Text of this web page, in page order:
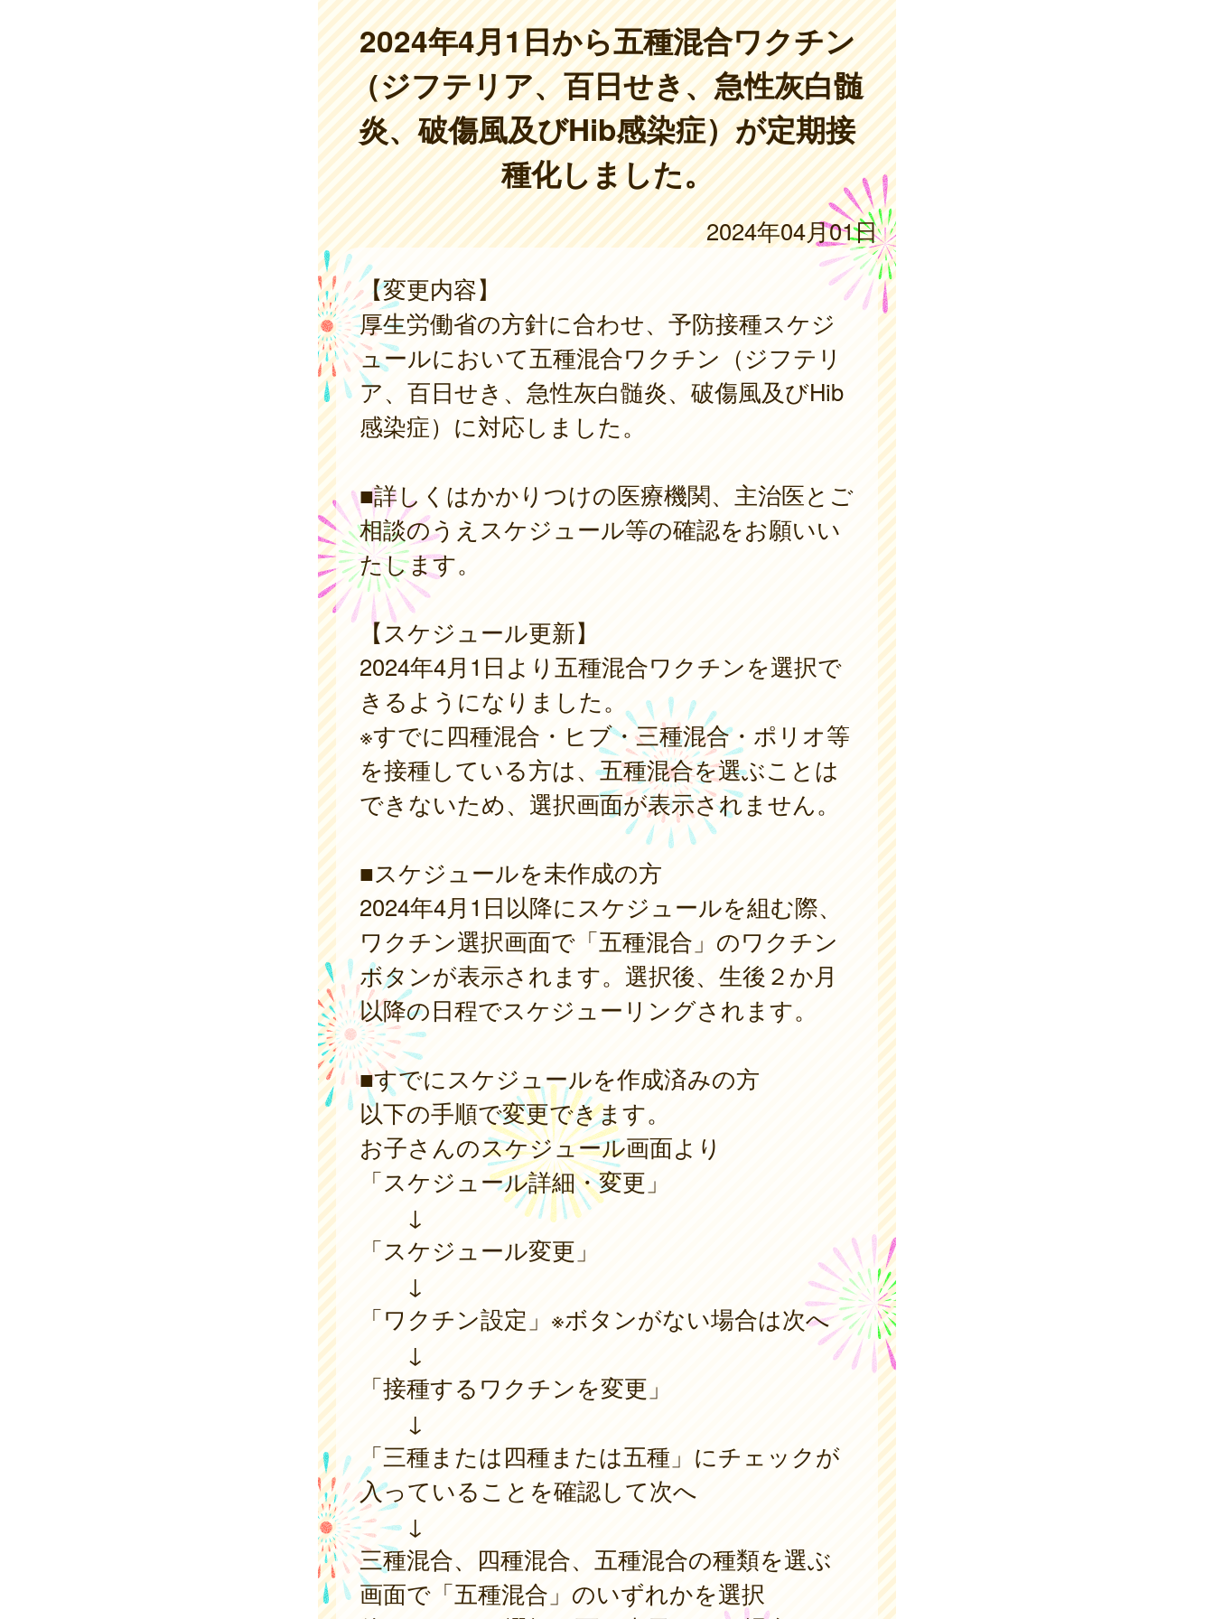
2024年4月1日から五種混合ワクチン
（ジフテリア、百日せき、急性灰白髄
炎、破傷風及びHib感染症）が定期接
種化しました。
2024年04月01日
【変更内容】
厚生労働省の方針に合わせ、予防接種スケジ
ュールにおいて五種混合ワクチン（ジフテリ
ア、百日せき、急性灰白髄炎、破傷風及びHib
感染症）に対応しました。
■詳しくはかかりつけの医療機関、主治医とご
相談のうえスケジュール等の確認をお願いい
たします。
【スケジュール更新】
2024年4月1日より五種混合ワクチンを選択で
きるようになりました。
※すでに四種混合・ヒブ・三種混合・ポリオ等
を接種している方は、五種混合を選ぶことは
できないため、選択画面が表示されません。
■スケジュールを未作成の方
2024年4月1日以降にスケジュールを組む際、
ワクチン選択画面で「五種混合」のワクチン
ボタンが表示されます。選択後、生後２か月
以降の日程でスケジューリングされます。
■すでにスケジュールを作成済みの方
以下の手順で変更できます。
お子さんのスケジュール画面より
「スケジュール詳細・変更」
↓
「スケジュール変更」
↓
「ワクチン設定」※ボタンがない場合は次へ
↓
「接種するワクチンを変更」
↓
「三種または四種または五種」にチェックが
入っていることを確認して次へ
↓
三種混合、四種混合、五種混合の種類を選ぶ
画面で「五種混合」のいずれかを選択